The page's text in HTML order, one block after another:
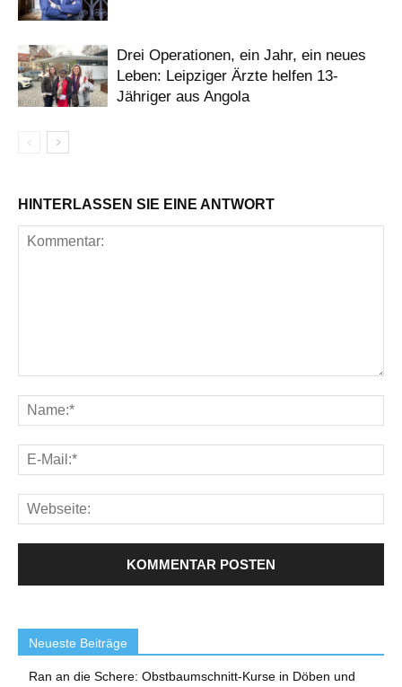
Drei Operationen, ein Jahr, ein neues
Leben: Leipziger Ärzte helfen 13-
Jähriger aus Angola
HINTERLASSEN SIE EINE ANTWORT
Neueste Beiträge
Ran an die Schere: Obstbaumschnitt-Kurse in Döben und